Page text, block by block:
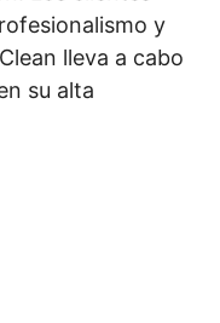
y
lleva a cabo
su alta